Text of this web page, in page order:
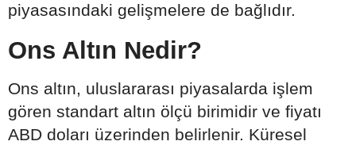
piyasasındaki gelişmelere de bağlıdır.
Ons Altın Nedir?
Ons altın, uluslararası piyasalarda işlem
gören standart altın ölçü birimidir ve fiyatı
ABD doları üzerinden belirlenir. Küresel